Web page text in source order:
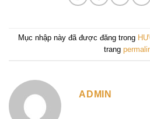
Mục nhập này đã được đăng trong
trang
ADMIN